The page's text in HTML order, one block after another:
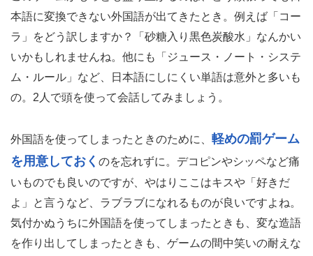
本語に変換できない外国語が出てきたとき。例えば「コー
ラ」をどう訳しますか？「砂糖入り黒色炭酸水」なんかい
いかもしれませんね。他にも「ジュース・ノート・システ
ム・ルール」など、日本語にしにくい単語は意外と多いも
の。2人で頭を使って会話してみましょう。
外国語を使ってしまったときのために、 軽めの罰ゲーム
を用意しておく のを忘れずに。デコピンやシッペなど痛
いものでも良いのですが、やはりここはキスや「好きだ
よ」と言うなど、ラブラブになれるものが良いですよね。
気付かぬうちに外国語を使ってしまったときも、変な造語
を作り出してしまったときも、ゲームの間中笑いの耐えな